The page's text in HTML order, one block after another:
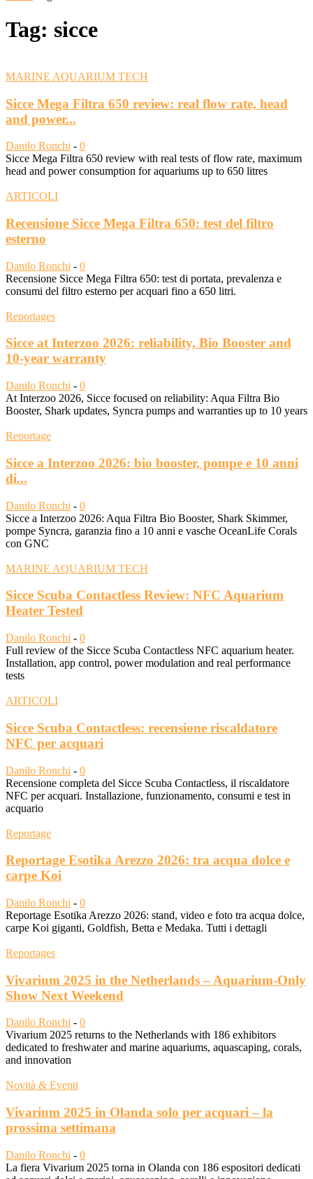
Tag: sicce
MARINE AQUARIUM TECH
Sicce Mega Filtra 650 review: real flow rate, head
and power...
Danilo Ronchi - 0
Sicce Mega Filtra 650 review with real tests of flow rate, maximum
head and power consumption for aquariums up to 650 litres
ARTICOLI
Recensione Sicce Mega Filtra 650: test del filtro
esterno
Danilo Ronchi - 0
Recensione Sicce Mega Filtra 650: test di portata, prevalenza e
consumi del filtro esterno per acquari fino a 650 litri.
Reportages
Sicce at Interzoo 2026: reliability, Bio Booster and
10-year warranty
Danilo Ronchi - 0
At Interzoo 2026, Sicce focused on reliability: Aqua Filtra Bio
Booster, Shark updates, Syncra pumps and warranties up to 10 years
Reportage
Sicce a Interzoo 2026: bio booster, pompe e 10 anni
di...
Danilo Ronchi - 0
Sicce a Interzoo 2026: Aqua Filtra Bio Booster, Shark Skimmer,
pompe Syncra, garanzia fino a 10 anni e vasche OceanLife Corals
con GNC
MARINE AQUARIUM TECH
Sicce Scuba Contactless Review: NFC Aquarium
Heater Tested
Danilo Ronchi - 0
Full review of the Sicce Scuba Contactless NFC aquarium heater.
Installation, app control, power modulation and real performance
tests
ARTICOLI
Sicce Scuba Contactless: recensione riscaldatore
NFC per acquari
Danilo Ronchi - 0
Recensione completa del Sicce Scuba Contactless, il riscaldatore
NFC per acquari. Installazione, funzionamento, consumi e test in
acquario
Reportage
Reportage Esotika Arezzo 2026: tra acqua dolce e
carpe Koi
Danilo Ronchi - 0
Reportage Esotika Arezzo 2026: stand, video e foto tra acqua dolce,
carpe Koi giganti, Goldfish, Betta e Medaka. Tutti i dettagli
Reportages
Vivarium 2025 in the Netherlands – Aquarium-Only
Show Next Weekend
Danilo Ronchi - 0
Vivarium 2025 returns to the Netherlands with 186 exhibitors
dedicated to freshwater and marine aquariums, aquascaping, corals,
and innovation
Novità & Eventi
Vivarium 2025 in Olanda solo per acquari – la
prossima settimana
Danilo Ronchi - 0
La fiera Vivarium 2025 torna in Olanda con 186 espositori dedicati